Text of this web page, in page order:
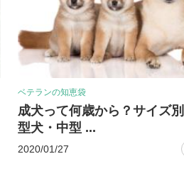
ベテランの知恵袋
成犬って何歳から？サイズ
型犬・中型 ...
2020/01/27